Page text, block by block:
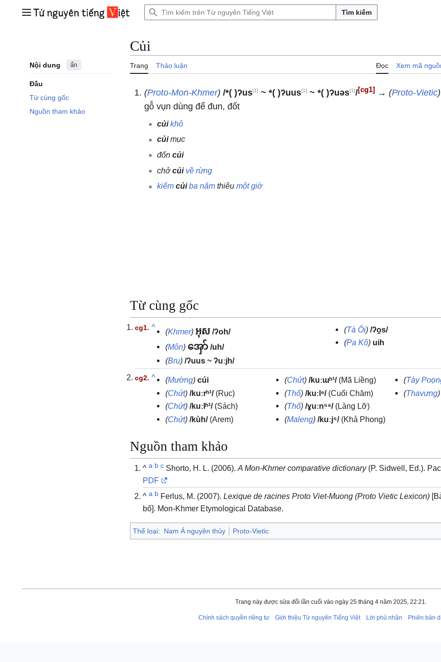
Trình đơn chính Tìm kiếm
Nội dung ẩn
Đầu
Từ cùng gốc
Nguồn tham khảo
Củi
Trang Thảo luận Đọc Xem mã
(Proto-Mon-Khmer) /*( )ʔus[1] ~ *( )ʔuus[1] ~ *( )ʔuəs[1]/[cg1] →(Proto-Vietic)
gỗ vụn dùng để đun, đốt
củi khô
củimục
đốncủi
chởcủi về rừng
kiếm củi ba năm thiêumột giờ
Từ cùng gốc
^ (Khmer) អុស /ʔoh/
(Môn) အှော် /uh/
(Bru) /ʔuus ~ ʔuːjh/
(Tà Ôi) /ʔo̰s/
(Pa Kô) uih
^ (Mường) cúi
(Chứt) /kuːrʰ¹/(Rục)
(Chứt) /kuːlʰ¹/(Sách)
(Chứt) /kùh/(Arem)
(Chứt) /kuːɯʰ¹/(Mã Liềng)
(Thổ) /kuːl⁶/(Cuối Chăm)
(Thổ) /ɣuːn⁵⁶/(Làng Lỡ)
(Maleng) /kuːj⁵/(Khả Phong)
(Tày
(Thavưng)
Nguồn tham khảo
^a b c Shorto, H. L. (2006).A Mon-Khmer comparative dictionary(P. Sidwell, Ed.).
PDF
^a b Ferlus, M. (2007).Lexique de racines Proto Viet-Muong (Proto Vietic Lexicon)
bố]. Mon-Khmer Etymological Database.
Thể loại: Nam Á nguyên thủy Proto-Vietic
Trang này được sửa đổi lần cuối vào ngày 25 tháng 4 năm 2025, 22:21.
Chính sách quyền riêng tư Giới thiệu Từ nguyên Tiếng Việt Lời phủ nhận Phiên bản